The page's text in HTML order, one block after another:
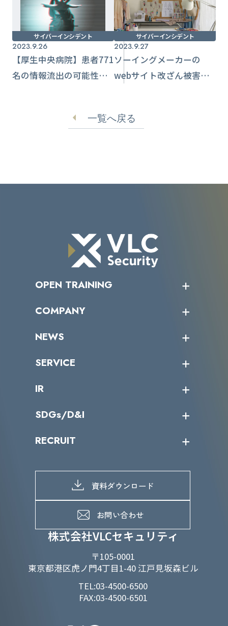
サイバーインシデント
2023.9.26
【厚生中央病院】患者771
名の情報流出の可能性
サイバーインシデント
2023.9.27
ソーイングメーカーの
webサイト改ざん被害
一覧へ戻る
株式会社VLCセキュリティ
〒105-0001
東京都港区虎ノ門4丁目1-40 江戸見坂森ビル
TEL:03-4500-6500
FAX:03-4500-6501
OPEN TRAINING
受講者の声
COMPANY
トップメッセージ
ミッション／ビジョン
パートナー企業一覧
NEWS
サイバーニュース
SERVICE
カテゴリー別サービス一覧
IR
IRカレンダー
IRライブラリー
よくあるご質問
SDGs/D&I
当グループのマテリアリティ
SDGs推進体制
D&Iの取り組み
RECRUIT
募集職種一覧
メッセージ
メンバーインタビュー
資料ダウンロード
お問い合わせ